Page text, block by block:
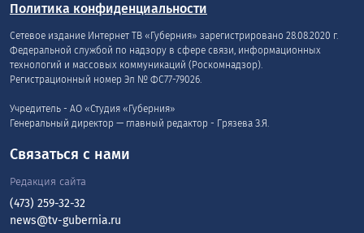
Политика конфиденциальности
Сетевое издание Интернет ТВ «Губерния» зарегистрировано 28.08.2020 г.
Федеральной службой по надзору в сфере связи, информационных
технологий и массовых коммуникаций (Роскомнадзор).
Регистрационный номер Эл № ФС77-79026.
Учредитель - АО «Студия «Губерния»
Генеральный директор — главный редактор - Грязева З.Я.
Связаться с нами
Редакция сайта
(473) 259-32-32
news@tv-gubernia.ru